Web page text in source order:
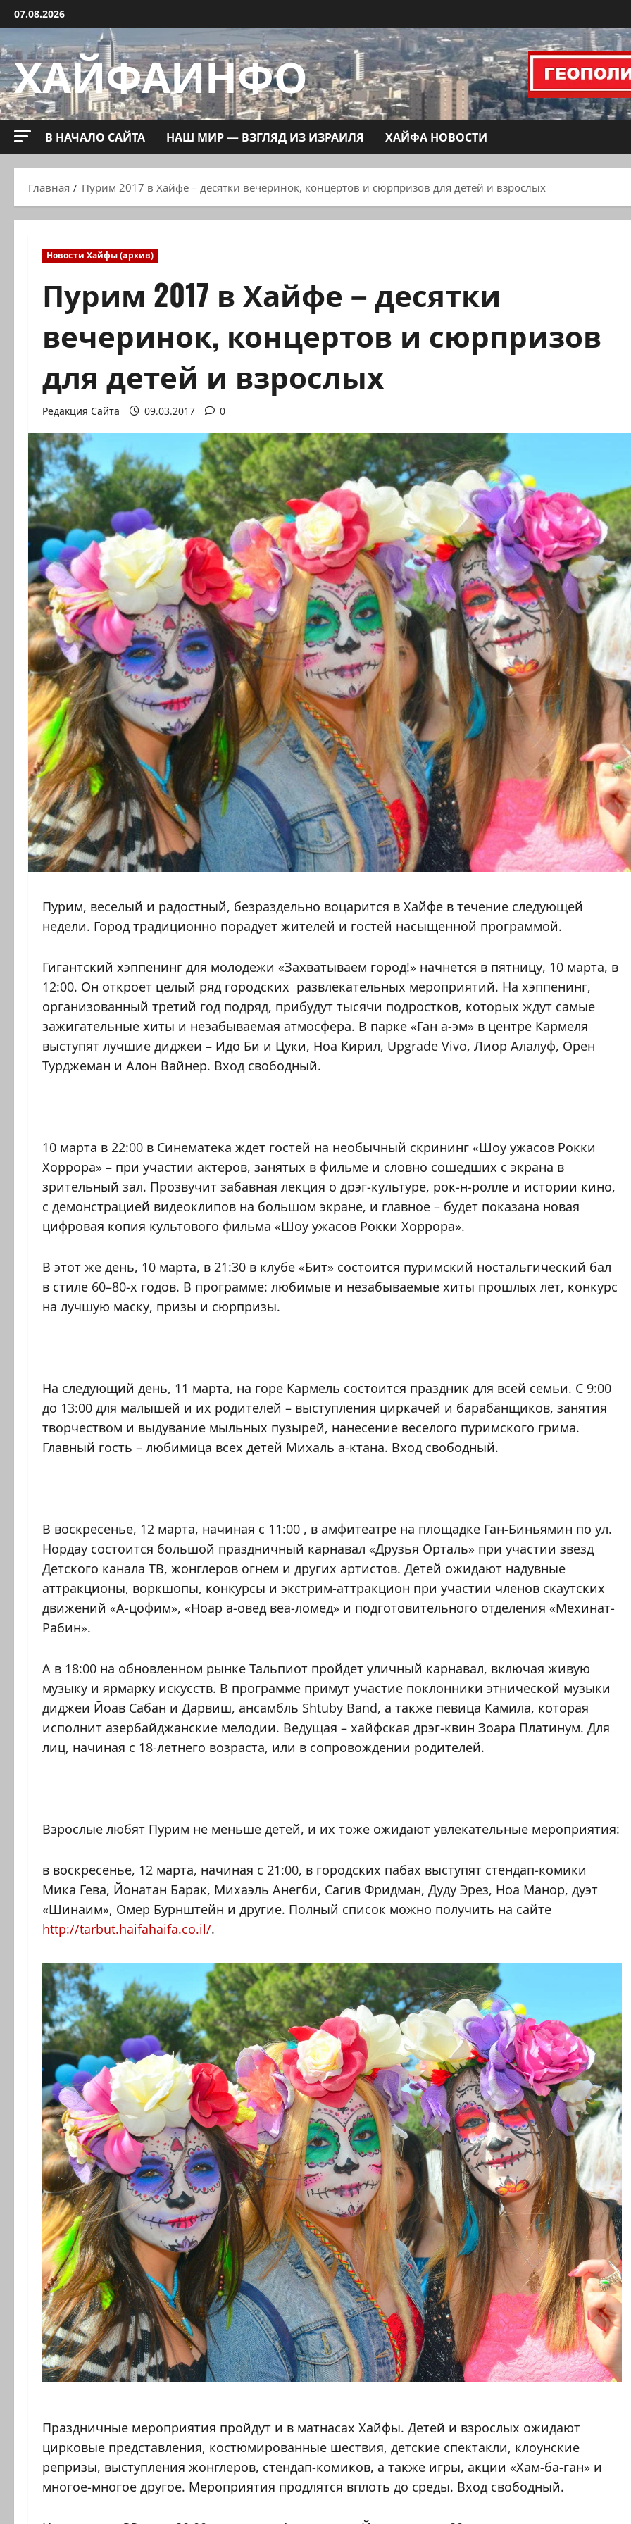
Перейти
к
содержимому
07.08.2026
ХАЙФАИНФО
В НАЧАЛО САЙТА НАШ МИР — ВЗГЛЯД ИЗ ИЗРАИЛЯ ХАЙФА НОВОСТИ
Главная Пурим 2017 в Хайфе – десятки вечеринок, концертов и сюрпризов для детей и взрослых
Новости Хайфы (архив)
Пурим 2017 в Хайфе – десятки
вечеринок, концертов и сюрпризов
для детей и взрослых
Редакция Сайта 09.03.2017 0
Пурим, веселый и радостный, безраздельно воцарится в Хайфе в течение следующей
недели. Город традиционно порадует жителей и гостей насыщенной программой.
Гигантский хэппенинг для молодежи «Захватываем город!» начнется в пятницу, 10 марта, в
12:00. Он откроет целый ряд городских развлекательных мероприятий. На хэппенинг,
организованный третий год подряд, прибудут тысячи подростков, которых ждут самые
зажигательные хиты и незабываемая атмосфера. В парке «Ган а-эм» в центре Кармеля
выступят лучшие диджеи – Идо Би и Цуки, Ноа Кирил, Upgrade Vivo, Лиор Алалуф, Орен
Турджеман и Алон Вайнер. Вход свободный.
10 марта в 22:00 в Синематека ждет гостей на необычный скрининг «Шоу ужасов Рокки
Хоррора» – при участии актеров, занятых в фильме и словно сошедших с экрана в
зрительный зал. Прозвучит забавная лекция о дрэг-культуре, рок-н-ролле и истории кино,
с демонстрацией видеоклипов на большом экране, и главное – будет показана новая
цифровая копия культового фильма «Шоу ужасов Рокки Хоррора».
В этот же день, 10 марта, в 21:30 в клубе «Бит» состоится пуримский ностальгический бал
в стиле 60–80-х годов. В программе: любимые и незабываемые хиты прошлых лет, конкурс
на лучшую маску, призы и сюрпризы.
На следующий день, 11 марта, на горе Кармель состоится праздник для всей семьи. С 9:00
до 13:00 для малышей и их родителей – выступления циркачей и барабанщиков, занятия
творчеством и выдувание мыльных пузырей, нанесение веселого пуримского грима.
Главный гость – любимица всех детей Михаль а-ктана. Вход свободный.
В воскресенье, 12 марта, начиная с 11:00 , в амфитеатре на площадке Ган-Биньямин по ул.
Нордау состоится большой праздничный карнавал «Друзья Орталь» при участии звезд
Детского канала ТВ, жонглеров огнем и других артистов. Детей ожидают надувные
аттракционы, воркшопы, конкурсы и экстрим-аттракцион при участии членов скаутских
движений «А-цофим», «Ноар а-овед веа-ломед» и подготовительного отделения «Мехинат-
Рабин».
А в 18:00 на обновленном рынке Тальпиот пройдет уличный карнавал, включая живую
музыку и ярмарку искусств. В программе примут участие поклонники этнической музыки
диджеи Йоав Сабан и Дарвиш, ансамбль Shtuby Band, а также певица Камила, которая
исполнит азербайджанские мелодии. Ведущая – хайфская дрэг-квин Зоара Платинум. Для
лиц, начиная с 18-летнего возраста, или в сопровождении родителей.
Взрослые любят Пурим не меньше детей, и их тоже ожидают увлекательные мероприятия:
в воскресенье, 12 марта, начиная с 21:00, в городских пабах выступят стендап-комики
Мика Гева, Йонатан Барак, Михаэль Анегби, Сагив Фридман, Дуду Эрез, Ноа Манор, дуэт
«Шинаим», Омер Бурнштейн и другие. Полный список можно получить на сайте
http://tarbut.haifahaifa.co.il/.
Праздничные мероприятия пройдут и в матнасах Хайфы. Детей и взрослых ожидают
цирковые представления, костюмированные шествия, детские спектакли, клоунские
репризы, выступления жонглеров, стендап-комиков, а также игры, акции «Хам-ба-ган» и
многое-многое другое. Мероприятия продлятся вплоть до среды. Вход свободный.